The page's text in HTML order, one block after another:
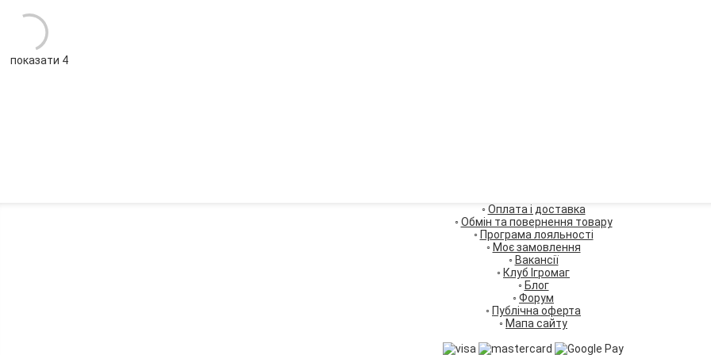
показати 4
◦Оплата і доставка
◦Обмін та повернення товару
◦ Програма лояльності
◦ Моє замовлення
◦ Вакансії
◦ Клуб Ігромаг
◦ Блог
◦Форум
◦ Публічна оферта
◦ Мапа сайту